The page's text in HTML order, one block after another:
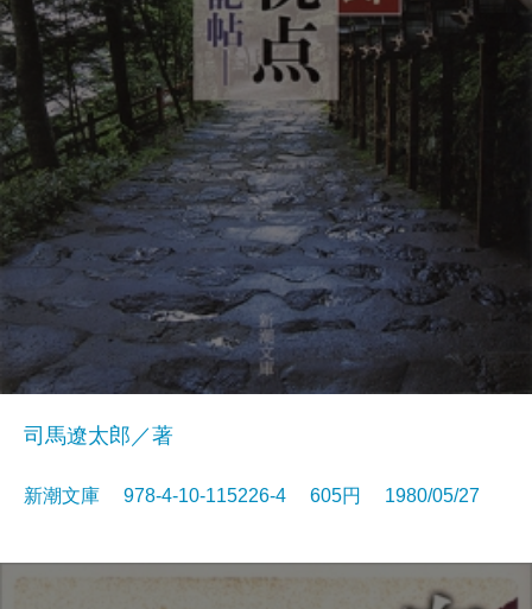
司馬遼太郎／著
新潮文庫 978-4-10-115226-4 605円 1980/05/27